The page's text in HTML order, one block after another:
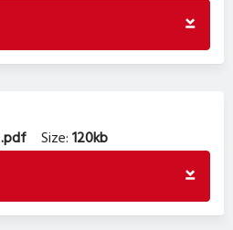
.pdf Size:120kb